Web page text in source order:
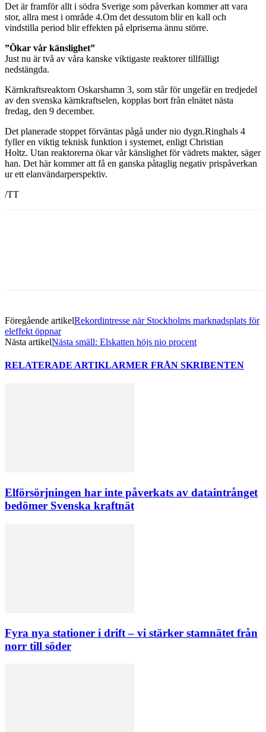
Det är framför allt i södra Sverige som påverkan kommer att vara
stor, allra mest i område 4.Om det dessutom blir en kall och
vindstilla period blir effekten på elpriserna ännu större.
”Ökar vår känslighet”
Just nu är två av våra kanske viktigaste reaktorer tillfälligt
nedstängda.
Kärnkraftsreaktorn Oskarshamn 3, som står för ungefär en tredjedel
av den svenska kärnkraftselen, kopplas bort från elnätet nästa
fredag, den 9 december.
Det planerade stoppet förväntas pågå under nio dygn.Ringhals 4
fyller en viktig teknisk funktion i systemet, enligt Christian
Holtz. Utan reaktorerna ökar vår känslighet för vädrets makter, säger
han. Det här kommer att få en ganska påtaglig negativ prispåverkan
ur ett elanvändarperspektiv.
/TT
Föregående artikelRekordintresse när Stockholms marknadsplats för
eleffekt öppnar
Nästa artikelNästa smäll: Elskatten höjs nio procent
RELATERADE ARTIKLARMER FRÅN SKRIBENTEN
Elförsörjningen har inte påverkats av dataintrånget
bedömer Svenska kraftnät
Fyra nya stationer i drift – vi stärker stamnätet från
norr till söder